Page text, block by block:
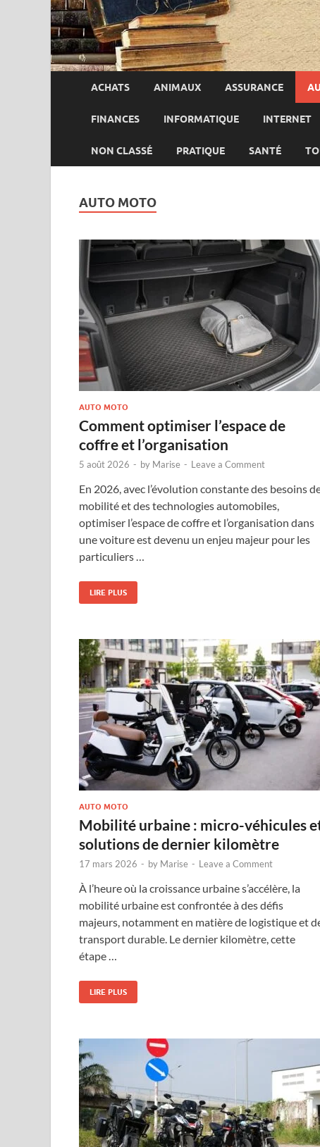
ACHATS ANIMAUX ASSURANCE
FINANCES INFORMATIQUE INTERNET
NON CLASSÉ PRATIQUE SANTÉ
AUTO MOTO
AUTO MOTO
Comment optimiser l’espace de
coffre et l’organisation
5 août 2026 - by Marise - Leave a Comment
En 2026, avec l’évolution constante des besoins
mobilité et des technologies automobiles,
optimiser l’espace de coffre et l’organisation dans
une voiture est devenu un enjeu majeur pour les
particuliers …
LIRE PLUS
AUTO MOTO
Mobilité urbaine : micro-véhicules
solutions de dernier kilomètre
17 mars 2026 - by Marise - Leave a Comment
À l’heure où la croissance urbaine s’accélère, la
mobilité urbaine est confrontée à des défis
majeurs, notamment en matière de logistique et
transport durable. Le dernier kilomètre, cette
étape …
LIRE PLUS